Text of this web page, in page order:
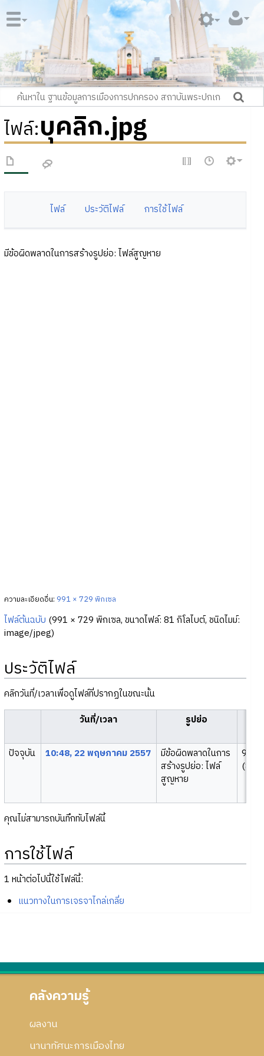
ไฟล์:บุคลิก.jpg
ไฟล์ ประวัติไฟล์ การใช้ไฟล์
มีข้อผิดพลาดในการสร้างรูปย่อ: ไฟล์สูญหาย
ความละเอียดอื่น: 991 × 729 พิกเซล
ไฟล์ต้นฉบับ (991 × 729 พิกเซล, ขนาดไฟล์: 81 กิโลไบต์, ชนิดไมม์:
image/jpeg)
ประวัติไฟล์
คลิกวันที่/เวลาเพื่อดูไฟล์ที่ปรากฏในขณะนั้น
วันที่/เวลา
รูปย่อ
ปัจจุบัน 10:48, 22 พฤษภาคม 2557
มีข้อผิดพลาดในการ
สร้างรูปย่อ: ไฟล์
สูญหาย
991
(81
คุณไม่สามารถบันทึกทับไฟล์นี้
การใช้ไฟล์
1 หน้าต่อไปนี้ใช้ไฟล์นี้:
แนวทางในการเจรจาไกล่เกลี่ย
คลังความรู้
ผลงาน
นานาทัศนะการเมืองไทย